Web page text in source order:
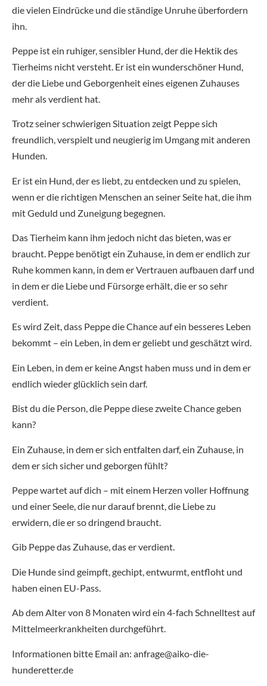
die vielen Eindrücke und die ständige Unruhe überfordern
ihn.
Peppe ist ein ruhiger, sensibler Hund, der die Hektik des
Tierheims nicht versteht. Er ist ein wunderschöner Hund,
der die Liebe und Geborgenheit eines eigenen Zuhauses
mehr als verdient hat.
Trotz seiner schwierigen Situation zeigt Peppe sich
freundlich, verspielt und neugierig im Umgang mit anderen
Hunden.
Er ist ein Hund, der es liebt, zu entdecken und zu spielen,
wenn er die richtigen Menschen an seiner Seite hat, die ihm
mit Geduld und Zuneigung begegnen.
Das Tierheim kann ihm jedoch nicht das bieten, was er
braucht. Peppe benötigt ein Zuhause, in dem er endlich zur
Ruhe kommen kann, in dem er Vertrauen aufbauen darf und
in dem er die Liebe und Fürsorge erhält, die er so sehr
verdient.
Es wird Zeit, dass Peppe die Chance auf ein besseres Leben
bekommt – ein Leben, in dem er geliebt und geschätzt wird.
Ein Leben, in dem er keine Angst haben muss und in dem er
endlich wieder glücklich sein darf.
Bist du die Person, die Peppe diese zweite Chance geben
kann?
Ein Zuhause, in dem er sich entfalten darf, ein Zuhause, in
dem er sich sicher und geborgen fühlt?
Peppe wartet auf dich – mit einem Herzen voller Hoffnung
und einer Seele, die nur darauf brennt, die Liebe zu
erwidern, die er so dringend braucht.
Gib Peppe das Zuhause, das er verdient.
Die Hunde sind geimpft, gechipt, entwurmt, entfloht und
haben einen EU-Pass.
Ab dem Alter von 8 Monaten wird ein 4-fach Schnelltest auf
Mittelmeerkrankheiten durchgeführt.
Informationen bitte Email an: anfrage@aiko-die-
hunderetter.de